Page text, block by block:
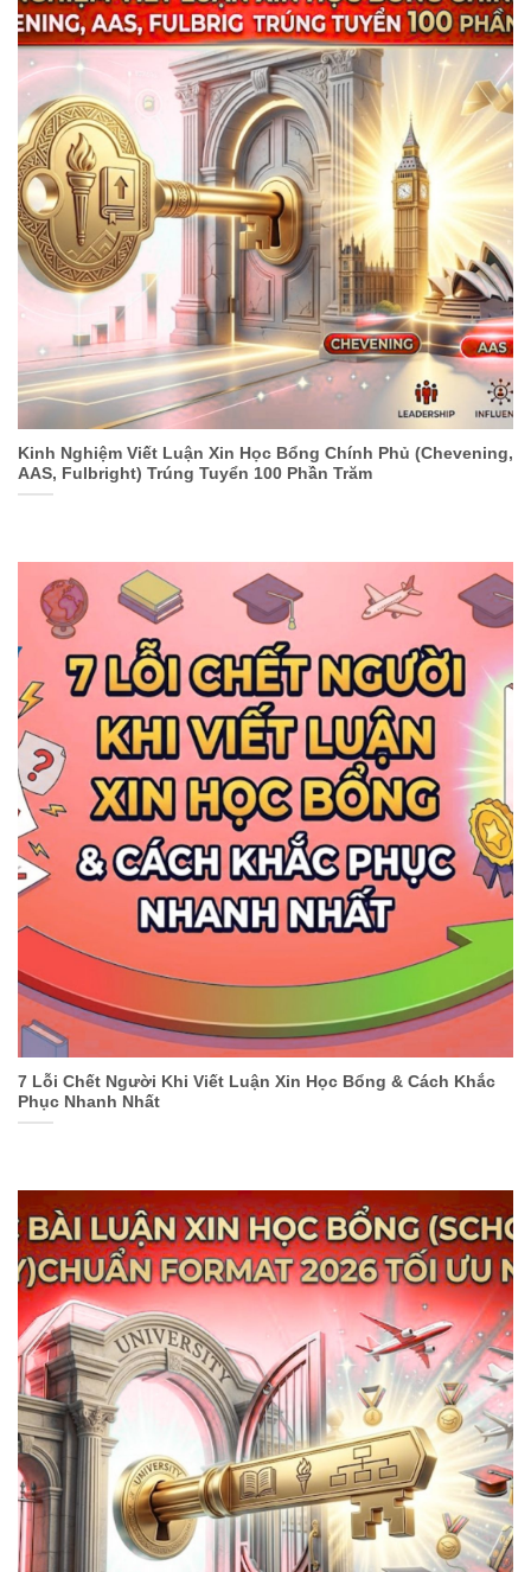
Kinh Nghiệm Viết Luận Xin Học Bổng Chính Phủ (Chevening,
AAS, Fulbright) Trúng Tuyển 100 Phần Trăm
7 Lỗi Chết Người Khi Viết Luận Xin Học Bổng & Cách Khắc
Phục Nhanh Nhất